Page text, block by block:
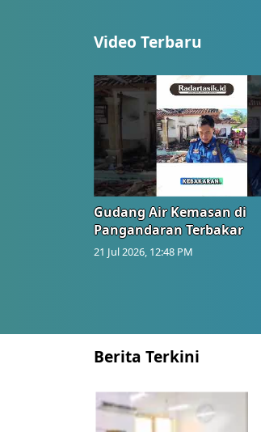
Video Terbaru
Gudang Air Kemasan di
Pangandaran Terbakar
21 Jul 2026, 12:48 PM
Berita Terkini